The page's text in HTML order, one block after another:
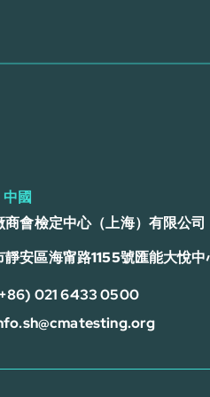
國
商會檢定中心（上海）有限公司
靜安區海甯路1155號匯能大悅
021 6433 0500